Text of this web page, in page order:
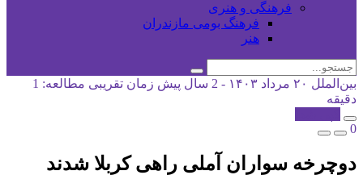
فرهنگی و هنری
فرهنگ بومی مازندران
هنر
بین‌الملل ۲۰ مرداد ۱۴۰۳ - 2 سال پیش
زمان تقریبی مطالعه: 1
دقیقه
0
دوچرخه سواران آملی راهی کربلا شدند